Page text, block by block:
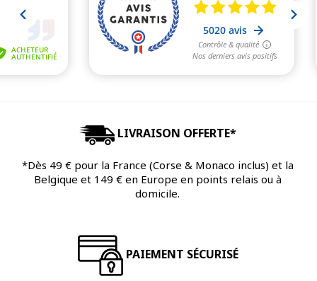
LIVRAISON OFFERTE*
*Dès 49 € pour la France (Corse & Monaco inclus) et la
Belgique et 149 € en Europe en points relais ou à
domicile.
PAIEMENT SÉCURISÉ